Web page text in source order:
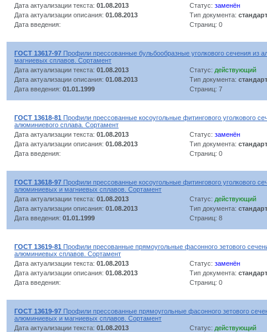
Дата актуализации текста: 01.08.2013 Статус: заменён
Дата актуализации описания: 01.08.2013 Тип документа: стандарт
Дата введения:
Страниц: 0
ГОСТ 13617-97 Профили прессованные бульбообразные уголкового сечения из
магниевых сплавов. Сортамент
Дата актуализации текста: 01.08.2013 Статус: действующий
Дата актуализации описания: 01.08.2013 Тип документа: стандарт
Дата введения: 01.01.1999 Страниц: 7
ГОСТ 13618-81 Профили прессованные косоугольные фитингового уголкового
алюминиевого сплава. Сортамент
Дата актуализации текста: 01.08.2013 Статус: заменён
Дата актуализации описания: 01.08.2013 Тип документа: стандарт
Дата введения:
Страниц: 0
ГОСТ 13618-97 Профили прессованные косоугольные фитингового уголкового
алюминиевых и магниевых сплавов. Сортамент
Дата актуализации текста: 01.08.2013 Статус: действующий
Дата актуализации описания: 01.08.2013 Тип документа: стандарт
Дата введения: 01.01.1999 Страниц: 8
ГОСТ 13619-81 Профили пресованные прямоугольные фасонного зетового
алюминиевых сплавов. Сортамент
Дата актуализации текста: 01.08.2013 Статус: заменён
Дата актуализации описания: 01.08.2013 Тип документа: стандарт
Дата введения:
Страниц: 0
ГОСТ 13619-97 Профили прессованные прямоугольные фасонного зетового
алюминиевых и магниевых сплавов. Сортамент
Дата актуализации текста: 01.08.2013 Статус: действующий